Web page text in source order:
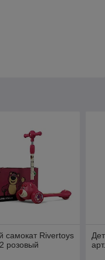
самокат Rivertoys
розовый